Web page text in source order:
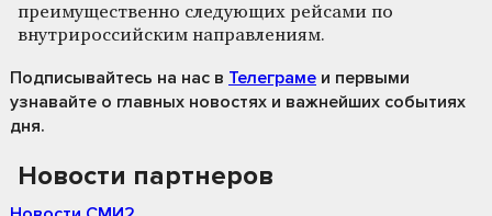
преимущественно следующих рейсами по
внутрироссийским направлениям.
Подписывайтесь на нас в Телеграме и первыми
узнавайте о главных новостях и важнейших событиях
дня.
Новости партнеров